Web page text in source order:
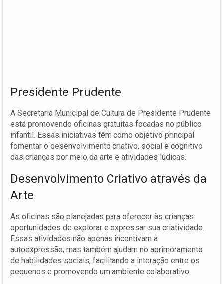
Presidente Prudente
A Secretaria Municipal de Cultura de Presidente Prudente
está promovendo oficinas gratuitas focadas no público
infantil. Essas iniciativas têm como objetivo principal
fomentar o desenvolvimento criativo, social e cognitivo
das crianças por meio da arte e atividades lúdicas.
Desenvolvimento Criativo através da
Arte
As oficinas são planejadas para oferecer às crianças
oportunidades de explorar e expressar sua criatividade.
Essas atividades não apenas incentivam a
autoexpressão, mas também ajudam no aprimoramento
de habilidades sociais, facilitando a interação entre os
pequenos e promovendo um ambiente colaborativo.